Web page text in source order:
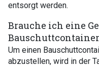
entsorgt werden.
Brauche ich eine
Um einen
abzustellen, wird in der